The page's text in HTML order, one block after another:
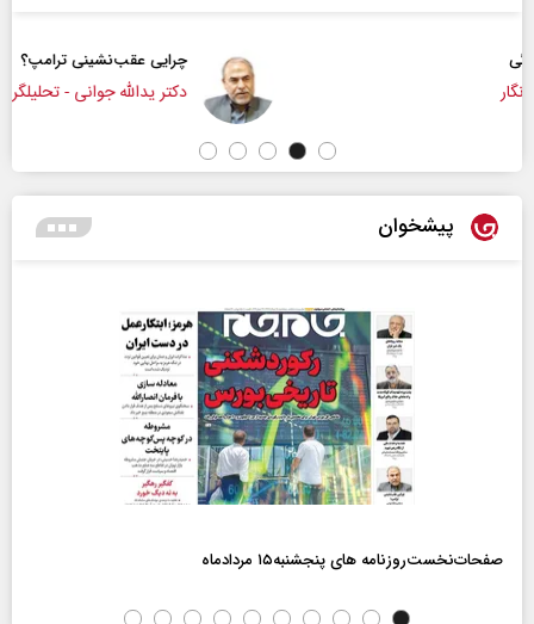
چرایی عقب‌نشینی ترامپ؟
دکتر یدالله جوانی - تحلیلگر مسائل سیاسی
پیشخوان
صفحات‌نخست‌روزنامه ها‌ی پنجشنبه‌۱۵ مردادماه